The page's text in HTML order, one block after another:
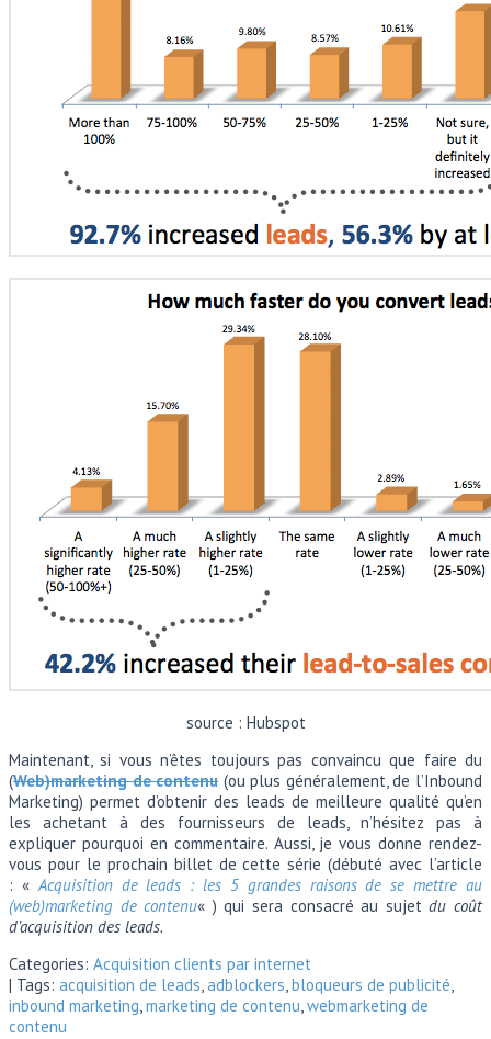
source : Hubspot
Maintenant, si vous n’êtes toujours pas convaincu que faire du
(Web)marketing de contenu(ou plus généralement, de l’Inbound
Marketing) permet d’obtenir des leads de meilleure qualité qu’en
les achetant à des fournisseurs de leads, n’hésitez pas à
expliquer pourquoi en commentaire. Aussi, je vous donne rendez-
vous pour le prochain billet de cette série (débuté avec l’article
: «Acquisition de leads : les 5 grandes raisons de se mettre au
(web)marketing de contenu« ) qui sera consacré au sujetdu coût
d’acquisition des leads.
Categories: Acquisition clients par internet
| Tags: acquisition de leads,adblockers,bloqueurs de publicité,
inbound marketing,marketing de contenu,webmarketing de
contenu